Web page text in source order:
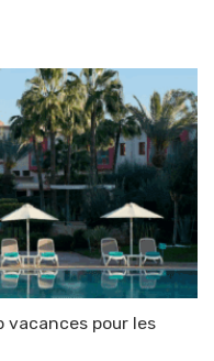
vacances pour les